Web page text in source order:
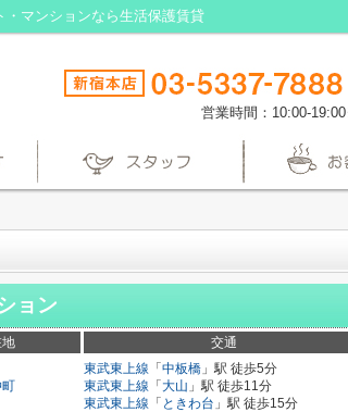
マンションなら生活保護賃貸
営業時間：10:00-
ョン
地 交通
東武東上線 「 中板橋 」駅 徒歩5分
東武東上線 「 大山 」駅 徒歩11分
東武東上線 「 ときわ台 」駅 徒歩15分